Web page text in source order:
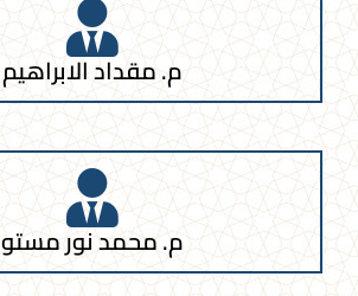
م. مقداد الابراهيم
م. محمد نور مستو